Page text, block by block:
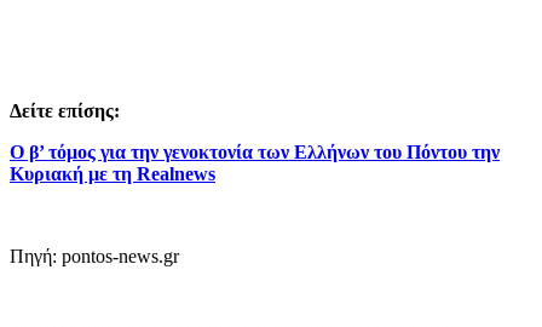
Δείτε επίσης:
Ο β’ τόμος για την γενοκτονία των Ελλήνων του Πόντου την
Κυριακή με τη Realnews
Πηγή: pontos-news.gr